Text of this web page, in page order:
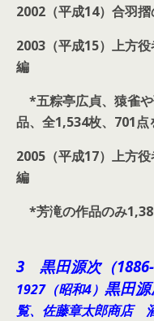
2002（平成14）合羽
2003（平成15）上方
編
*五粽亭広貞、猿雀
品、全1,534枚、701点
2005（平成17）上方
編
*芳滝の作品のみ
3 黒田源次（1886-
1927（昭和4） 黒田源
覧、佐藤章太郎商店